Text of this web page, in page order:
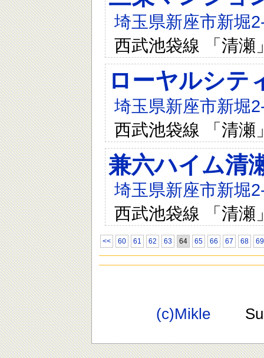
埼玉県新座市新堀
西武池袋線 「清瀬
ローヤルシテ
埼玉県新座市新堀
西武池袋線 「清瀬
兼六ハイム清
埼玉県新座市新堀
西武池袋線 「清瀬
<< 60 61 62 63 64 65 66 67 68 69
(c)Mikle